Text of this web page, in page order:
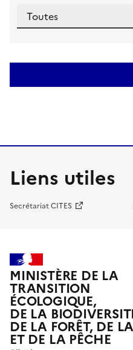
Liens utiles
Secrétariat CITES
MINISTÈRE DE LA
TRANSITION
ÉCOLOGIQUE,
DE LA
DE LA FORÊT, DE
ET DE LA PÊCHE